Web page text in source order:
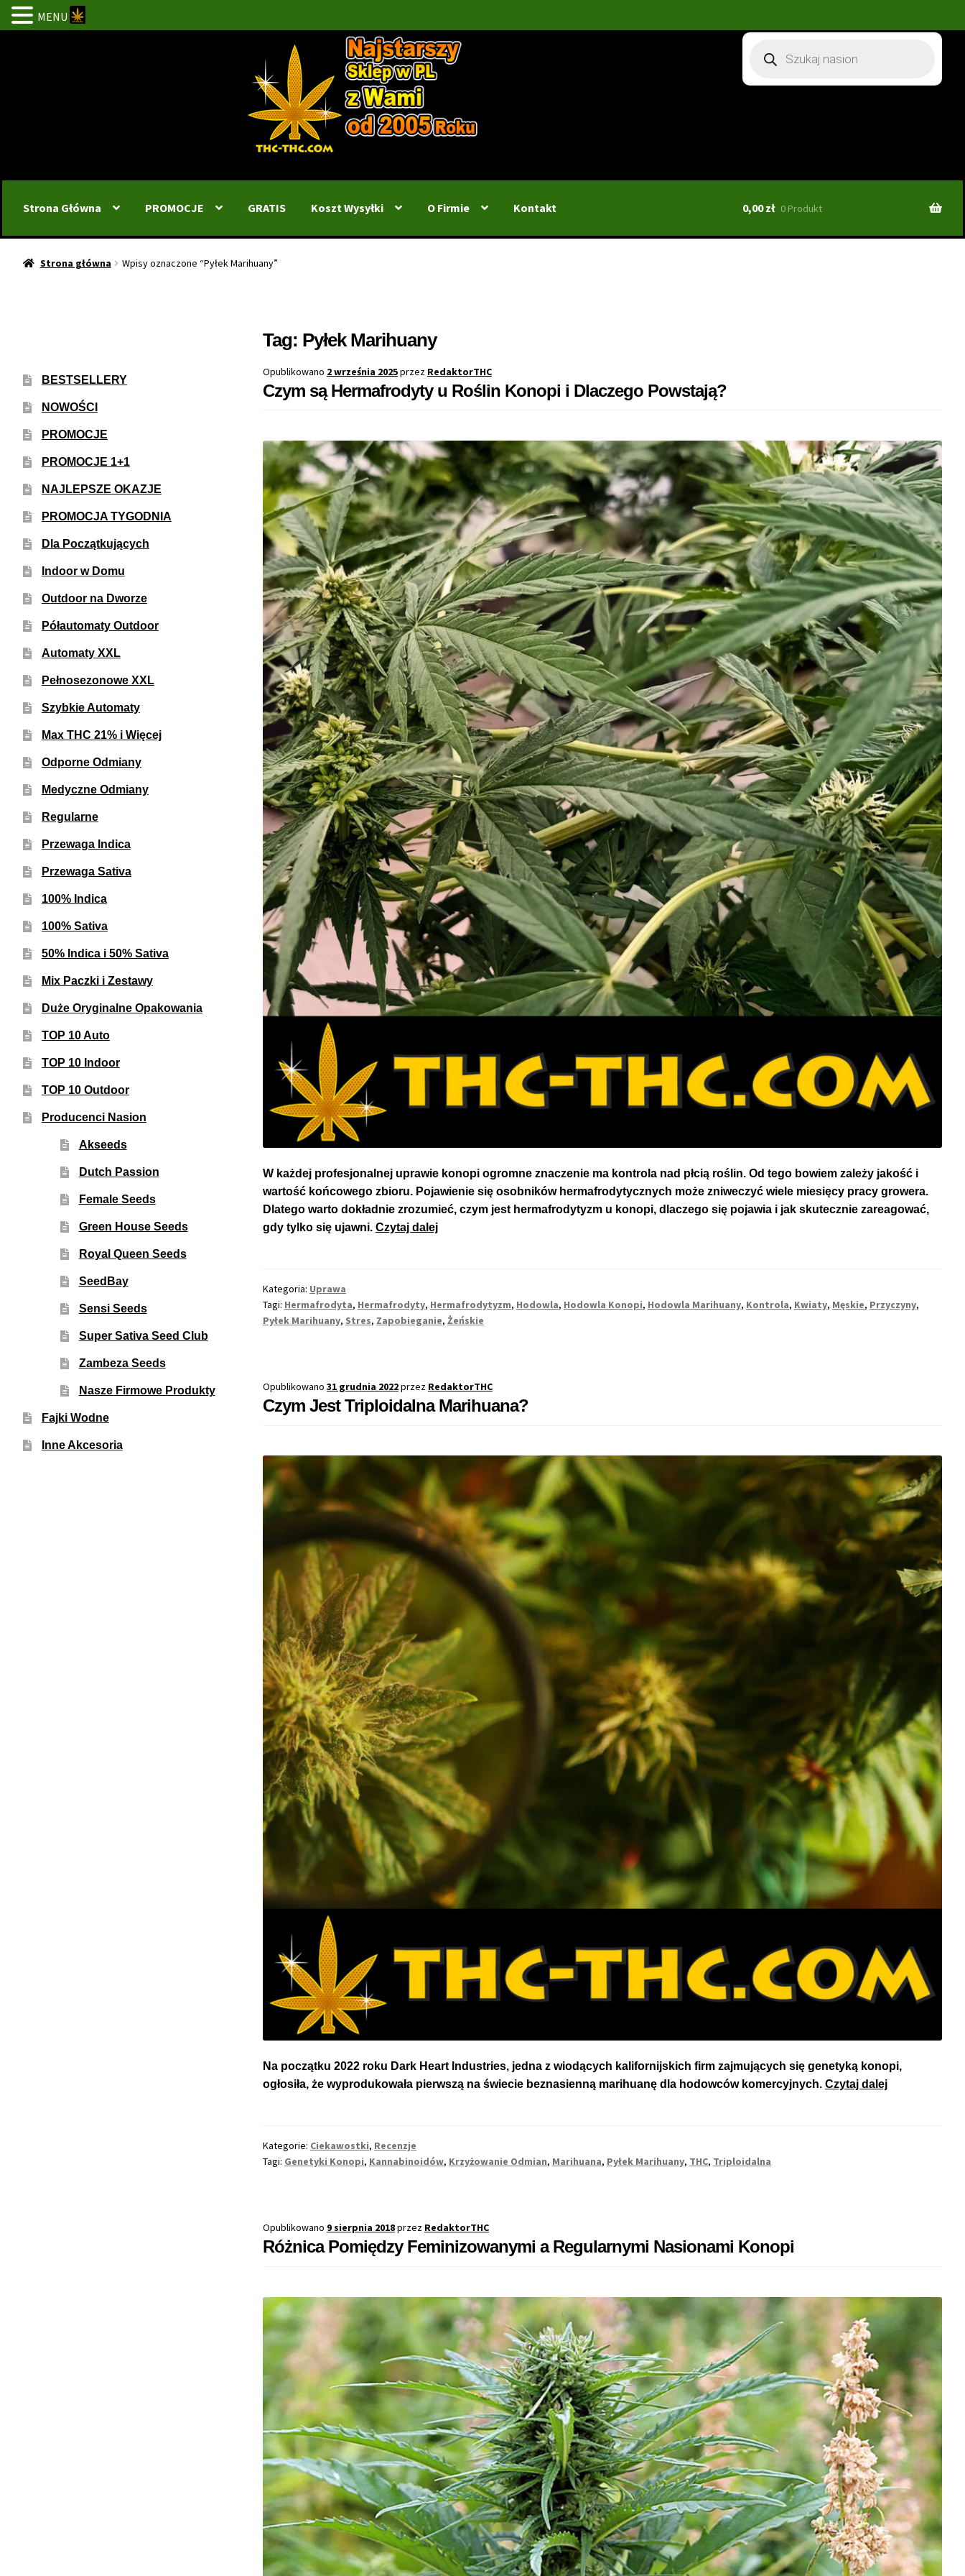
produktów
Strona Główna PROMOCJE GRATIS Koszt Wysyłki O Firmie Kontakt 0,00zł 0 Produkt
Strona główna Wpisy oznaczone “Pyłek Marihuany”
Tag: Pyłek Marihuany
Opublikowano 2 września 2025przez RedaktorTHC
Czym są Hermafrodyty u Roślin Konopi i Dlaczego Powstają?
W każdej profesjonalnej uprawie konopi ogromne znaczenie ma kontrola nad płcią roślin. Od tego bowiem zależy jakość i
wartość końcowego zbioru. Pojawienie się osobników hermafrodytycznych może zniweczyć wiele miesięcy pracy growera.
Dlatego warto dokładnie zrozumieć, czym jest hermafrodytyzm u konopi, dlaczego się pojawia i jak skutecznie zareagować,
gdy tylko się ujawni. Czytaj dalejCzym
Roślin
Konopi
Kategoria: Uprawa
Tagi: Hermafrodyta, Hermafrodyty, Hermafrodytyzm, Hodowla, Hodowla Konopi, Hodowla Marihuany, Kontrola, Kwiaty, Męskie, Przyczyny,
Pyłek Marihuany, Stres, Zapobieganie, Żeńskie
Opublikowano 31 grudnia 2022przez RedaktorTHC
Czym Jest Triploidalna Marihuana?
Na początku 2022 roku Dark Heart Industries, jedna z wiodących kalifornijskich firm zajmujących się genetyką konopi,
ogłosiła, że wyprodukowała pierwszą na świecie beznasienną marihuanę dla hodowców komercyjnych. Czytaj dalejCzym
Kategorie: Ciekawostki, Recenzje
Tagi: Genetyki Konopi, Kannabinoidów, Krzyżowanie Odmian, Marihuana, Pyłek Marihuany, THC, Triploidalna
Opublikowano 9 sierpnia 2018przez RedaktorTHC
Różnica Pomiędzy Feminizowanymi a Regularnymi Nasionami Konopi
BESTSELLERY
NOWOŚCI
PROMOCJE
PROMOCJE 1+1
NAJLEPSZE OKAZJE
PROMOCJA TYGODNIA
Dla Początkujących
Indoor w Domu
Outdoor na Dworze
Półautomaty Outdoor
Automaty XXL
Pełnosezonowe XXL
Szybkie Automaty
Max THC 21% i Więcej
Odporne Odmiany
Medyczne Odmiany
Regularne
Przewaga Indica
Przewaga Sativa
100% Indica
100% Sativa
50% Indica i 50% Sativa
Mix Paczki i Zestawy
Duże Oryginalne Opakowania
TOP 10 Auto
TOP 10 Indoor
TOP 10 Outdoor
Producenci Nasion
Akseeds
Dutch Passion
Female Seeds
Green House Seeds
Royal Queen Seeds
SeedBay
Sensi Seeds
Super Sativa Seed Club
Zambeza Seeds
Nasze Firmowe Produkty
Fajki Wodne
Inne Akcesoria
MENU